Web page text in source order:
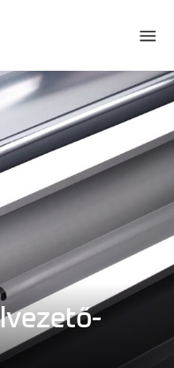
en
Twitteren
a Pinteresten